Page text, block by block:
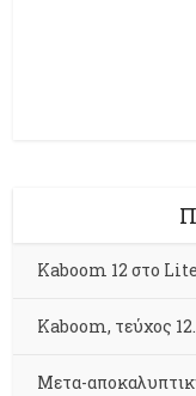
Kaboom 12 στο
Kaboom, τεύχος
Μετα-